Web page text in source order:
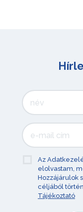
Az
elolvastam,
Hozzájárulok
céljából
Tájékoztató